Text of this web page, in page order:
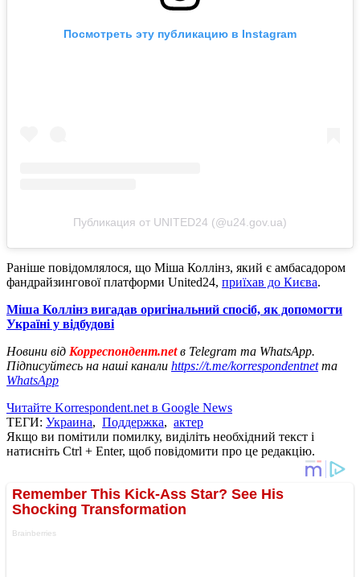
Посмотреть эту публикацию в Instagram
Публикация от UNITED24 (@u24.gov.ua)
Раніше повідомлялося, що Міша Коллінз, який є амбасадором
фандрайзингової платформи United24, приїхав до Києва.
Міша Коллінз вигадав оригінальний спосіб, як допомогти
Україні у відбудові
Новини від Корреспондент.netв Telegram та WhatsApp.
Підписуйтесь на наші канали https://t.me/korrespondentnetта
WhatsApp
Читайте Korrespondent.net в Google News
ТЕГИ: Украина, Поддержка, актер
Якщо ви помітили помилку, виділіть необхідний текст і
натисніть Ctrl + Enter, щоб повідомити про це редакцію.